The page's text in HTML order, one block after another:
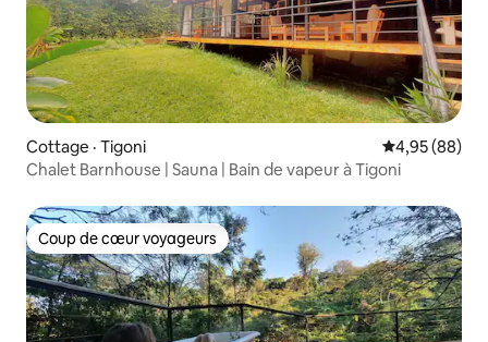
Cottage · Tigoni Note
4,95 (88)
Chalet Barnhouse | Sauna | Bain de vapeur à Tigoni
Coup de cœur voyageurs
Coup de cœur voyageurs